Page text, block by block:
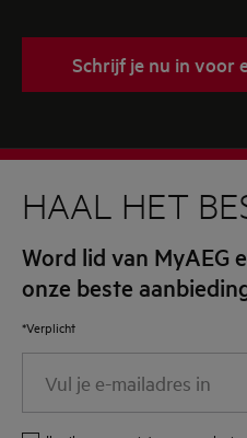
Schrijf je nu in voor
HAAL HET
Word lid van MyAEG
onze beste
*Verplicht